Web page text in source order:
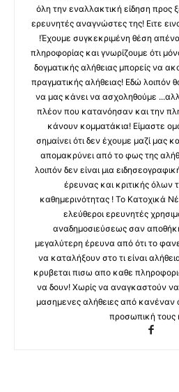
όλη την εναλλακτική είδηση προς
ερευνητές αναγνώστες της! Ειτε
!Έχουμε συγκεκριμένη θέση
πληροφορίας και γνωρίζουμε ότι
δογματικής αλήθειας μπορείς να
πραγματικής αλήθειας! Εδώ λοιπόν
να μας κάνει να ασχοληθούμε
πλέον που κατανόησαν και την
κάνουν κομματάκια! Είμαστε
σημαίνει ότι δεν έχουμε μαζί μας
απομακρύνει από το φως της
λοιπόν δεν είναι μια
έρευνας και κριτικής όλων
καθημερινότητας ! Το Κατοχικά
ελεύθεροι ερευνητές
αναδημοσιεύσεως σαν
μεγαλύτερη έρευνα από ότι το
να καταλήξουν στο τι είναι
κρυβεται πισω απο καθε
να δουν! Χωρίς να αναγκαστούν να
μασημενες αλήθειες από
προσωπική τους